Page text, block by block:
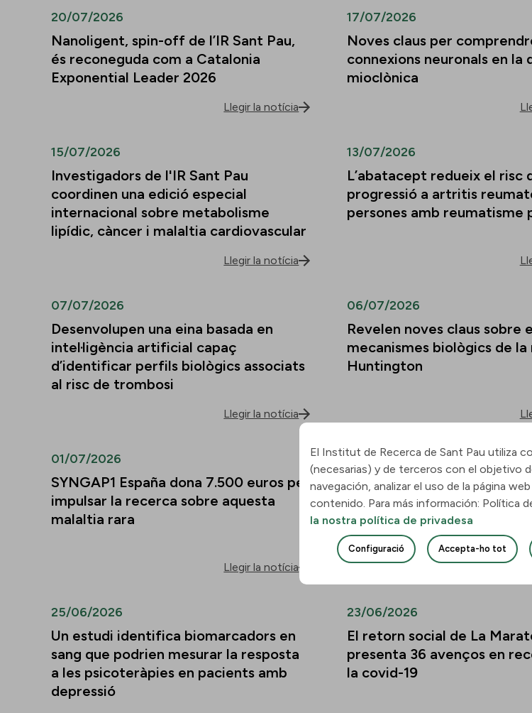
20/07/2026
Nanoligent, spin-off de l’IR Sant Pau,
és reconeguda com a Catalonia
Exponential Leader 2026
Llegir la notícia
17/07/2026
Noves claus per
connexions neuronals en la
mioclònica
15/07/2026
Investigadors de l'IR Sant Pau
coordinen una edició especial
internacional sobre metabolisme
lipídic, càncer i malaltia cardiovascular
Llegir la notícia
13/07/2026
L’abatacept redueix el risc
progressió a artritis
persones amb reumatisme
07/07/2026
Desenvolupen una eina basada en
intel·ligència artificial capaç
d’identificar perfils biològics associats
al risc de trombosi
Llegir la notícia
06/07/2026
Revelen noves claus sobre
mecanismes biològics de
Huntington
01/07/2026
SYNGAP1 España dona 7.500 euros per
impulsar la recerca sobre aquesta
malaltia rara
Llegir la notícia
30/06/2026
Descobreixen com la
mieloide aguda envaeix el
quines vies podrien frenar-
infiltració
25/06/2026
Un estudi identifica biomarcadors en
sang que podrien mesurar la resposta
a les psicoteràpies en pacients amb
depressió
23/06/2026
El retorn social de La
presenta 36 avenços en
la covid-19
El Institut de Recerca de Sant Pau utiliza
(necesarias) y de terceros con el objetivo
navegación, analizar el uso de la página
contenido. Para más información: Política
la nostra política de privadesa
Configuració Accepta-ho tot